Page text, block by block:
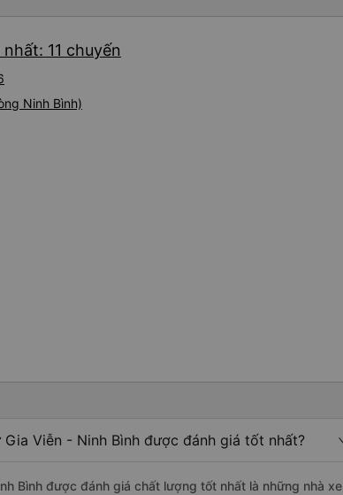
11 chuyến
Ninh Bình)
Viễn - Ninh Bình được đánh giá tốt nhất?
Bình được đánh giá chất lượng tốt nhất là những nhà xe